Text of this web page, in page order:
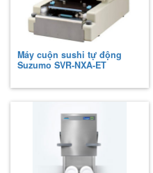
Máy cuộn sushi tự động
Suzumo SVR-NXA-ET